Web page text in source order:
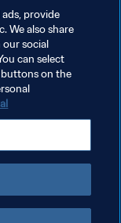
provide
We also share
social
can select
on the